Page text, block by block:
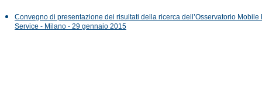
Convegno di presentazione dei risultati della ricerca dell’Osservatorio Mobile
Service - Milano - 29 gennaio 2015